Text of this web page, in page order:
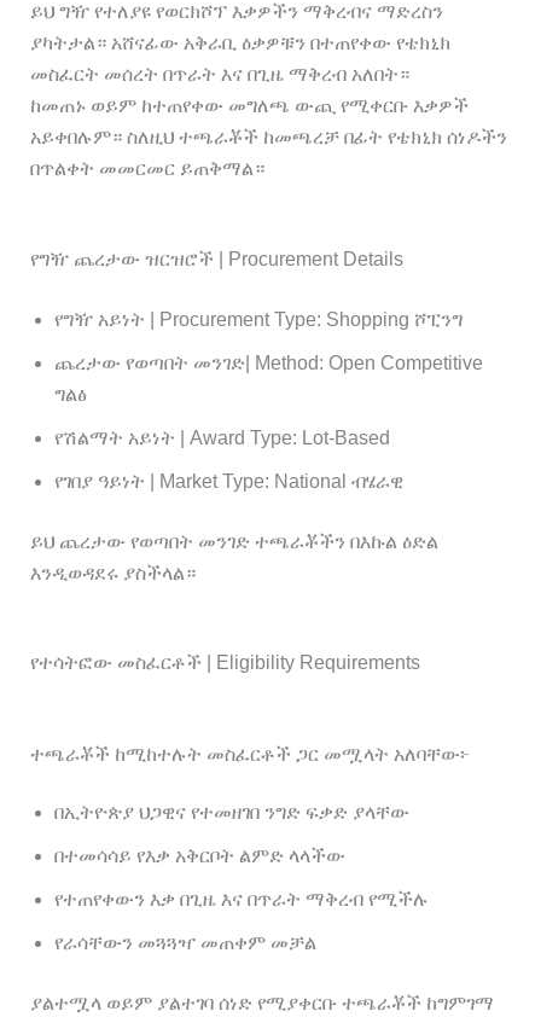
ይህ ግዥ የተለያዩ የወርክሾፕ እቃዎችን ማቅረብና ማድረስን
ያካትታል። አሸናፊው አቅራቢ ዕቃዎቹን በተጠየቀው የቴክኒክ
መስፈርት መሰረት በጥራት እና በጊዜ ማቅረብ አለበት።
ከመጠኑ ወይም ከተጠየቀው መግለጫ ውጪ የሚቀርቡ እቃዎች
አይቀበሉም። ስለዚህ ተጫራቾች ከመጫረቻ በፊት የቴክኒክ ሰነዶችን
በጥልቀት መመርመር ይጠቅማል።
የግዥ ጨረታው ዝርዝሮች | Procurement Details
የግዥ አይነት | Procurement Type: Shopping ሾፒንግ
ጨረታው የወጣበት መንገድ| Method: Open Competitive
ግልፅ
የሽልማት አይነት | Award Type: Lot-Based
የገበያ ዓይነት | Market Type: National ብሄራዊ
ይህ ጨረታው የወጣበት መንገድ ተጫራቾችን በእኩል ዕድል
እንዲወዳደሩ ያስችላል።
የተሳትፎው መስፈርቶች | Eligibility Requirements
ተጫራቾች ከሚከተሉት መስፈርቶች ጋር መሟላት አለባቸው፦
በኢትዮጵያ ህጋዊና የተመዘገበ ንግድ ፍቃድ ያላቸው
በተመሳሳይ የእቃ አቅርቦት ልምድ ላላችው
የተጠየቀውን እቃ በጊዜ እና በጥራት ማቅረብ የሚችሉ
የራሳቸውን መጓጓዣ መጠቀም መቻል
ያልተሟላ ወይም ያልተገባ ሰነድ የሚያቀርቡ ተጫራቾች ከግምገማ